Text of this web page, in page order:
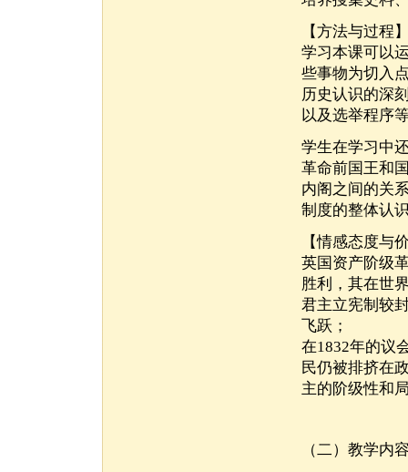
【方法与过程
学习本课可以
些事物为切入
历史认识的深
以及选举程序
学生在学习中
革命前国王和
内阁之间的关
制度的整体认
【情感态度与
英国资产阶级
胜利，其在世
君主立宪制较
飞跃；
在1832年的议
民仍被排挤在
主的阶级性和
（二）教学内